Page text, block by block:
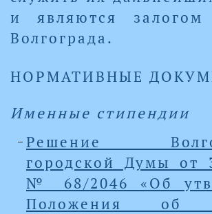
и являются залогом
Волгограда.
НОРМАТИВНЫЕ
Именные стипендии
Решение
городской Думы от
№ 68/2046 «Об
Положения об